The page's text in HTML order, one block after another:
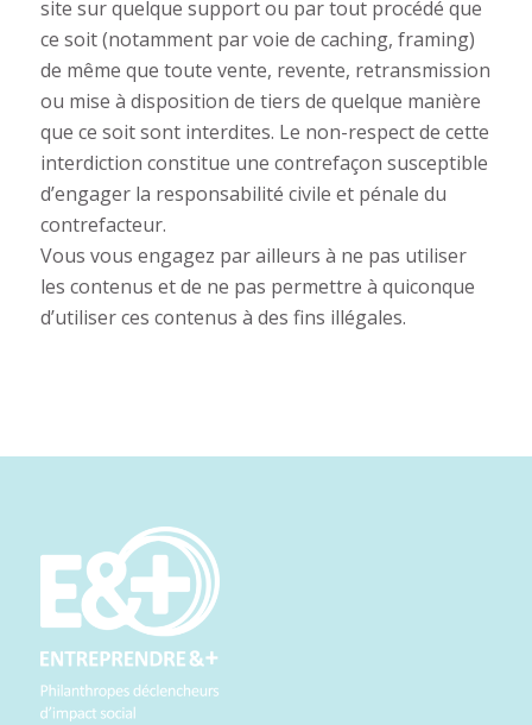
site sur quelque support ou par tout procédé que
ce soit (notamment par voie de caching, framing)
de même que toute vente, revente, retransmission
ou mise à disposition de tiers de quelque manière
que ce soit sont interdites. Le non-respect de cette
interdiction constitue une contrefaçon susceptible
d’engager la responsabilité civile et pénale du
contrefacteur.
Vous vous engagez par ailleurs à ne pas utiliser
les contenus et de ne pas permettre à quiconque
d’utiliser ces contenus à des fins illégales.